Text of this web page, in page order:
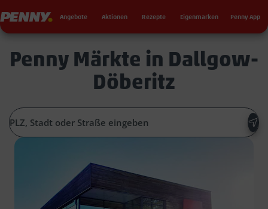
Penny Angebote Aktionen Rezepte Eigenmarken Penny App
Penny Märkte in Dallgow-
Döberitz